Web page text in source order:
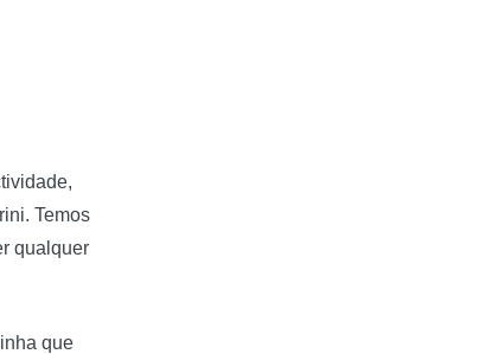
Temos
qualquer
que